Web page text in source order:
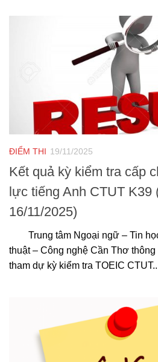
ĐIỂM THI 19/11/2025
Kết quả kỳ kiểm tra cấp
lực tiếng Anh CTUT K39
16/11/2025)
Trung tâm Ngoại ngữ – Tin
thuật – Công nghệ Cần Thơ
tham dự kỳ kiểm tra TOEIC